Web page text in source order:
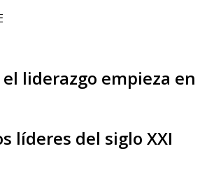
liderazgo empieza en
líderes del siglo XXI